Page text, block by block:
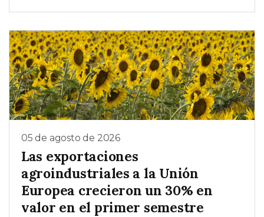
05 de agosto de 2026
Las exportaciones
agroindustriales a la Unión
Europea crecieron un 30% en
valor en el primer semestre